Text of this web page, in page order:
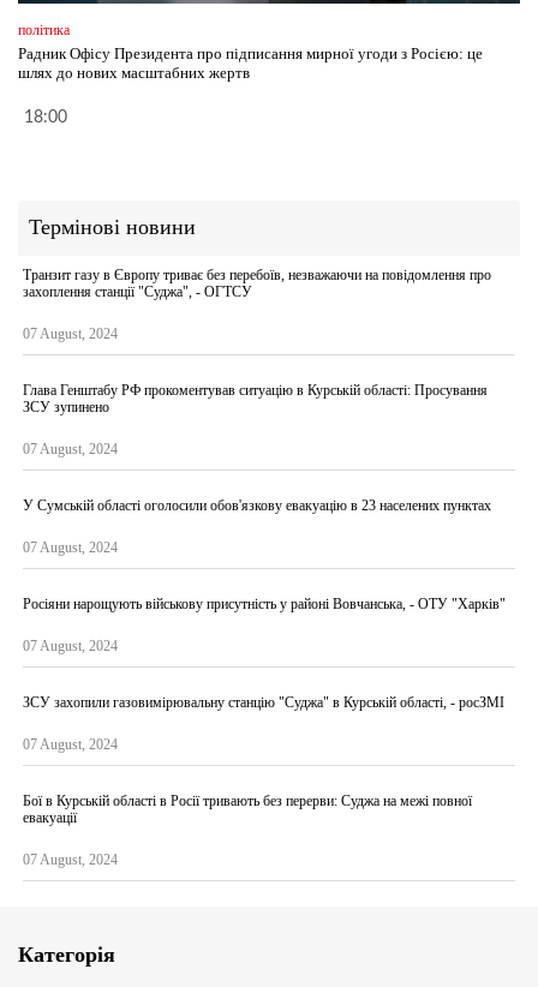
політика
Радник Офісу Президента про підписання мирної угоди з Росією: це
шлях до нових масштабних жертв
18:00
Термінові новини
Транзит газу в Європу триває без перебоїв, незважаючи на повідомлення про
захоплення станції "Суджа", - ОГТСУ
07 August, 2024
Глава Генштабу РФ прокоментував ситуацію в Курській області: Просування
ЗСУ зупинено
07 August, 2024
У Сумській області оголосили обов'язкову евакуацію в 23 населених пунктах
07 August, 2024
Росіяни нарощують військову присутність у районі Вовчанська, - ОТУ "Харків"
07 August, 2024
ЗСУ захопили газовимірювальну станцію "Суджа" в Курській області, - росЗМІ
07 August, 2024
Бої в Курській області в Росії тривають без перерви: Суджа на межі повної
евакуації
07 August, 2024
Категорія